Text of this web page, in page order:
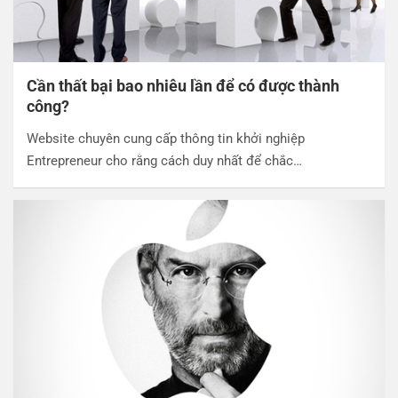
Cần thất bại bao nhiêu lần để có được thành
công?
Website chuyên cung cấp thông tin khởi nghiệp
Entrepreneur cho rằng cách duy nhất để chắc…